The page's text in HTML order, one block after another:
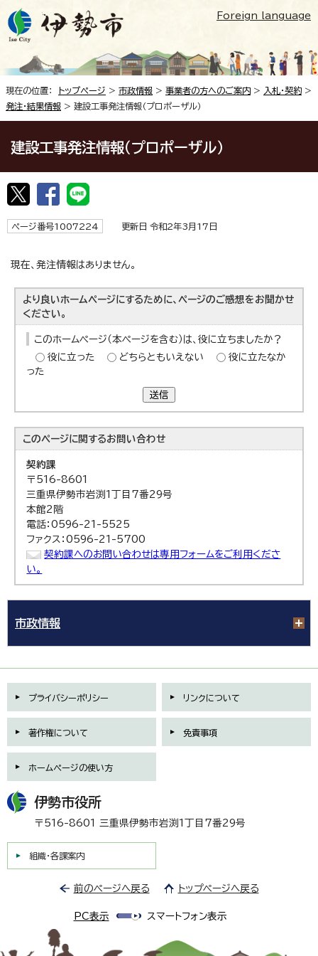
Foreign language
現在の位置： トップページ > 市政情報 > 事業者の方へのご案内 > 入札・契約 >
発注・結果情報 > 建設工事発注情報（プロポーザル）
建設工事発注情報（プロポーザル）
ページ番号1007224 更新日 令和2年3月17日
現在、発注情報はありません。
より良いホームページにするために、ページのご感想をお聞かせ
ください。
このホームページ（本ページを含む）は、役に立ちましたか？
役に立った
どちらともいえない
役に立たなか
った
送信
このページに関するお問い合わせ
契約課
〒516-8601
三重県伊勢市岩渕1丁目7番29号
本館2階
電話：0596-21-5525
ファクス：0596-21-5700
契約課へのお問い合わせは専用フォームをご利用くださ
い。
市政情報
プライバシーポリシー リンクについて
著作権について 免責事項
ホームページの使い方
伊勢市役所
〒516-8601 三重県伊勢市岩渕1丁目7番29号
組織・各課案内
前のページへ戻る トップページへ戻る
PC表示 スマートフォン表示